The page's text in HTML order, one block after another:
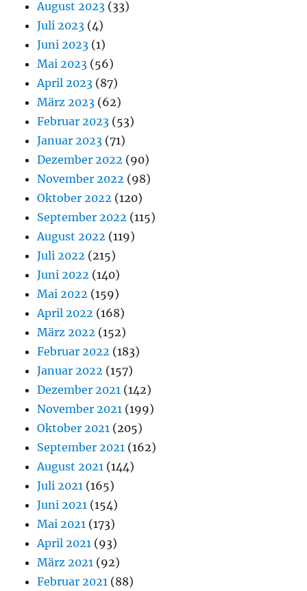
August 2023 (33)
Juli 2023 (4)
Juni 2023 (1)
Mai 2023 (56)
April 2023 (87)
März 2023 (62)
Februar 2023 (53)
Januar 2023 (71)
Dezember 2022 (90)
November 2022 (98)
Oktober 2022 (120)
September 2022 (115)
August 2022 (119)
Juli 2022 (215)
Juni 2022 (140)
Mai 2022 (159)
April 2022 (168)
März 2022 (152)
Februar 2022 (183)
Januar 2022 (157)
Dezember 2021 (142)
November 2021 (199)
Oktober 2021 (205)
September 2021 (162)
August 2021 (144)
Juli 2021 (165)
Juni 2021 (154)
Mai 2021 (173)
April 2021 (93)
März 2021 (92)
Februar 2021 (88)